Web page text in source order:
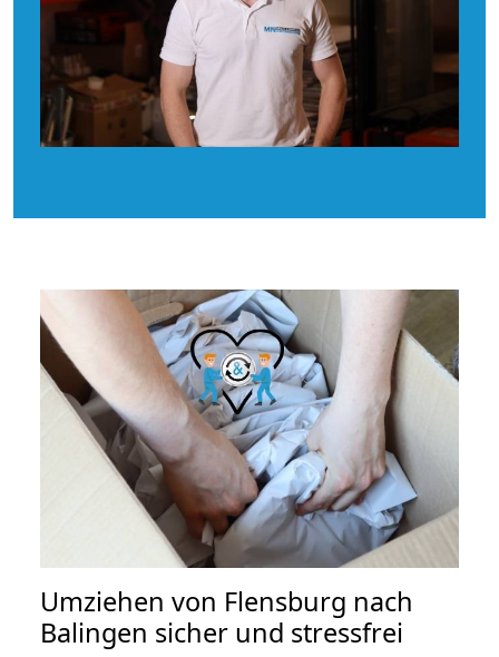
Umziehen von Flensburg nach
Balingen sicher und stressfrei